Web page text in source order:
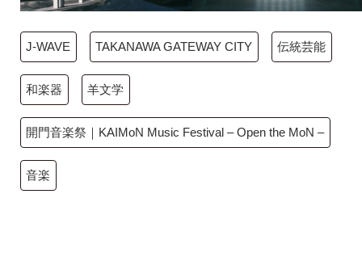
J-WAVE TAKANAWA GATEWAY CITY 伝統芸能
和楽器 羊文学
開門音楽祭｜KAIMoN Music Festival – Open the MoN –
音楽